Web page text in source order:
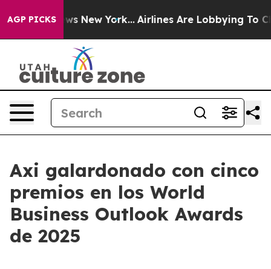
AGP PICKS
CBS News New York... Airlines Are Lobbying To
Axi galardonado con cinco
premios en los World
Business Outlook Awards
de 2025